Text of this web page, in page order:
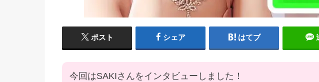
ポスト シェア はてブ
今回はSAKIさんをインタビューしました！